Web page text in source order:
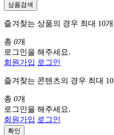
상품검색
즐겨찾는 상품의 경우 최대 10
총 0개
로그인을 해주세요.
회원가입 로그인
즐겨찾는 콘텐츠의 경우 최대
총 0개
로그인을 해주세요.
회원가입 로그인
확인